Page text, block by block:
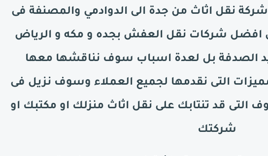
نقل اثاث من جدة الى الدوادمي والمصنفة فى
افضل شركات نقل العفش بجده و مكه و الرياض
الصدفة بل لعدة اسباب سوف نناقشها معها
التى نقدمها لجميع العملاء وسوف نزيل فى
التى قد تنتابك على نقل اثاث منزلك او مكتبك او
شركتك